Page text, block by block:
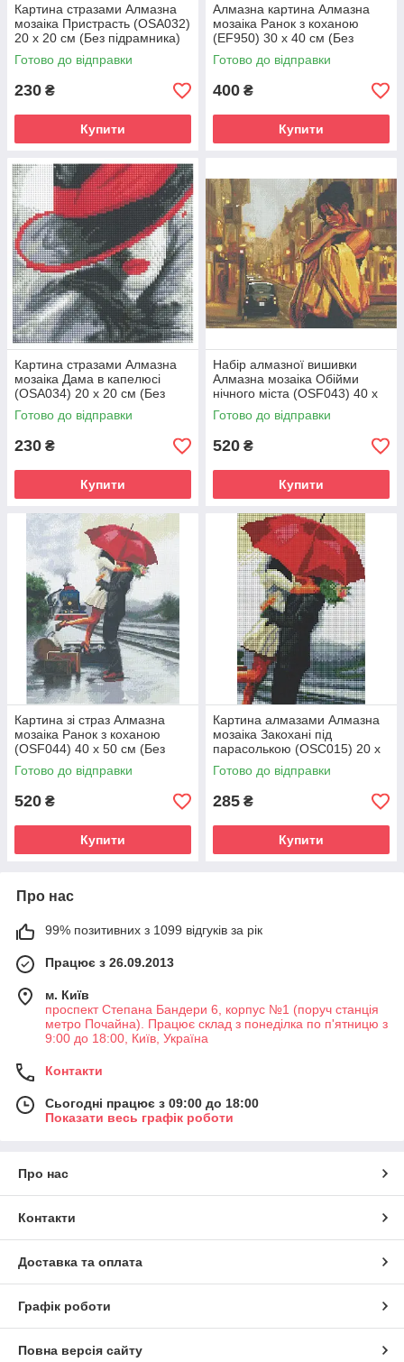
Картина стразами Алмазна
мозаіка Пристрасть (OSA032)
20 х 20 см (Без підрамника)
Готово до відправки
230 ₴
Купити
Алмазна картина Алмазна
мозаіка Ранок з коханою
(EF950) 30 х 40 см (Без
підрамника)
Готово до відправки
400 ₴
Купити
Картина стразами Алмазна
мозаіка Дама в капелюсі
(OSA034) 20 х 20 см (Без
підрамника)
Готово до відправки
230 ₴
Купити
Набір алмазної вишивки
Алмазна мозаіка Обійми
нічного міста (OSF043) 40 х
50 см (Без підрамника)
Готово до відправки
520 ₴
Купити
Картина зі страз Алмазна
мозаіка Ранок з коханою
(OSF044) 40 х 50 см (Без
підрамника)
Готово до відправки
520 ₴
Купити
Картина алмазами Алмазна
мозаіка Закохані під
парасолькою (OSC015) 20 х
30 см (Без підрамника)
Готово до відправки
285 ₴
Купити
Про нас
99% позитивних з 1099 відгуків за рік
Працює з 26.09.2013
м. Київ
проспект Степана Бандери 6, корпус №1 (поруч станція
метро Почайна). Працює склад з понеділка по п'ятницю з
9:00 до 18:00, Київ, Україна
Контакти
Сьогодні працює з 09:00 до 18:00
Показати весь графік роботи
Про нас
Контакти
Доставка та оплата
Графік роботи
Повна версія сайту